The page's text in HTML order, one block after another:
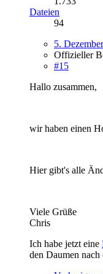
Dateien
94
5.
Offizieller
#15
Hallo zusammen,
wir haben einen
Hier gibt's alle
Viele Grüße
Chris
Ich habe jetzt eine
den Daumen nach